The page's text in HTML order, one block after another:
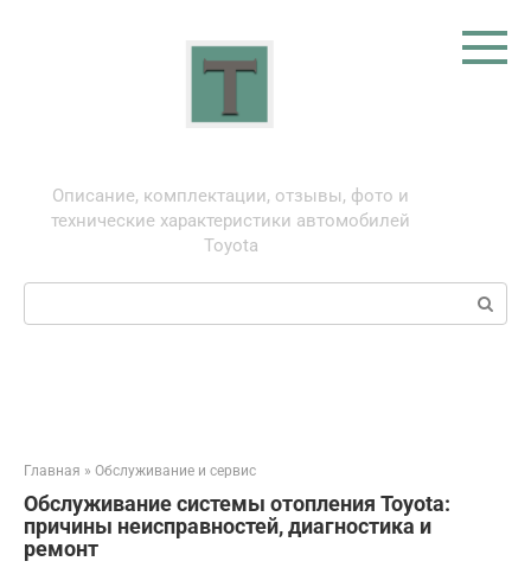
Описание, комплектации, отзывы, фото и
технические характеристики автомобилей
Toyota
Поиск:
Главная » Обслуживание и сервис
Обслуживание системы отопления Toyota:
причины неисправностей, диагностика и
ремонт